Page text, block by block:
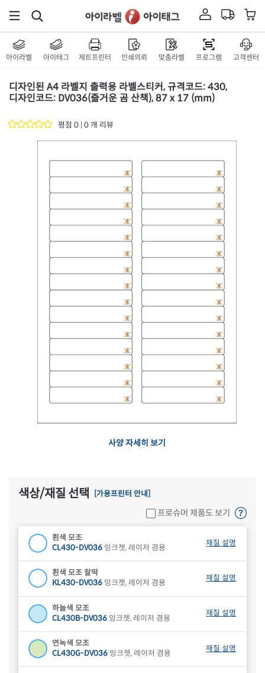
아이라벨 아이태그 제트프린터 인쇄의뢰 맞춤라벨 프로그램 고객센터
디자인된 A4 라벨지 출력용 라벨스티커, 규격코드: 430,
디자인코드: DV036(즐거운 곰 산책), 87 x 17 (mm)
평점 0 | 0 개 리뷰
사양 자세히 보기
색상/재질 선택 [가용프린터 안내]
프로슈머 제품도 보기
흰색 모조
CL430-DV036 잉크젯, 레이저 겸용
재질 설명
흰색 모조 찰딱
KL430-DV036 잉크젯, 레이저 겸용
재질 설명
하늘색 모조
CL430B-DV036 잉크젯, 레이저 겸용
재질 설명
연녹색 모조
CL430G-DV036 잉크젯, 레이저 겸용
재질 설명